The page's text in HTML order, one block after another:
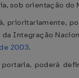
sob orientação
prioritariamente,
Integração
2003.
poderá